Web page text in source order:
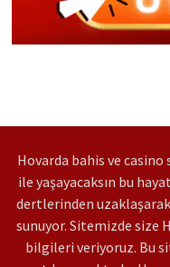
Hovarda bahis ve
ile yaşayacaksın bu
dertlerinden
sunuyor. Sitemizde size
bilgileri veriyoruz. Bu